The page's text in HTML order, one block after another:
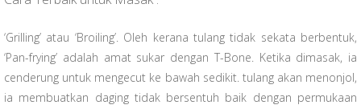
‘Grilling’ atau ‘Broiling’. Oleh kerana tulang tidak sekata berbentuk,
‘Pan-frying’ adalah amat sukar dengan T-Bone. Ketika dimasak, ia
cenderung untuk mengecut ke bawah sedikit. tulang akan menonjol,
ia membuatkan daging tidak bersentuh baik dengan permukaan